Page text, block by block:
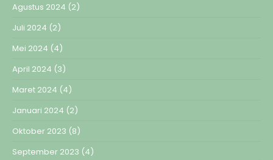
Agustus 2024 (2)
Juli 2024 (2)
Mei 2024 (4)
April 2024 (3)
Maret 2024 (4)
Januari 2024 (2)
Oktober 2023 (8)
September 2023 (4)